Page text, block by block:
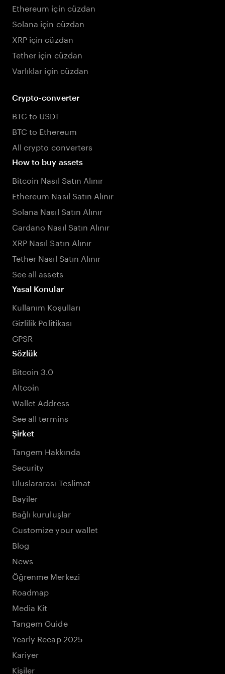
Ethereum için cüzdan
Solana için cüzdan
XRP için cüzdan
Tether için cüzdan
Varlıklar için cüzdan
Crypto-converter
BTC to USDT
BTC to Ethereum
All crypto converters
How to buy assets
Bitcoin Nasıl Satın Alınır
Ethereum Nasıl Satın Alınır
Solana Nasıl Satın Alınır
Cardano Nasıl Satın Alınır
XRP Nasıl Satın Alınır
Tether Nasıl Satın Alınır
See all assets
Yasal Konular
Kullanım Koşulları
Gizlilik Politikası
GPSR
Sözlük
Bitcoin 3.0
Altcoin
Wallet Address
See all termins
Şirket
Tangem Hakkında
Security
Uluslararası Teslimat
Bayiler
Bağlı kuruluşlar
Customize your wallet
Blog
News
Öğrenme Merkezi
Roadmap
Media Kit
Tangem Guide
Yearly Recap 2025
Kariyer
Kişiler